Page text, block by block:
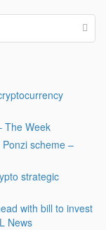
The Week
scheme –
strategic
with bill to invest
News